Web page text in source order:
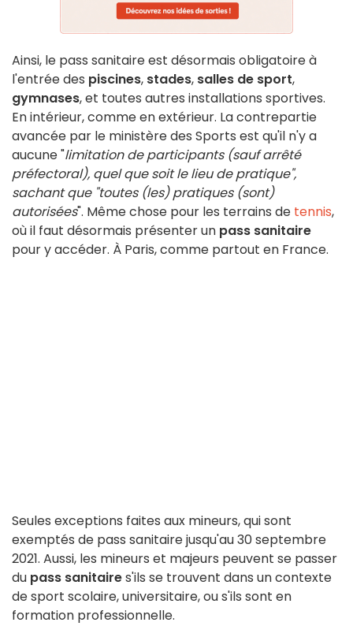
Ainsi, le pass sanitaire est désormais obligatoire à
l'entrée des piscines, stades, salles de sport,
gymnases, et toutes autres installations sportives.
En intérieur, comme en extérieur. La contrepartie
avancée par le ministère des Sports est qu'il n'y a
aucune "limitation de participants (sauf arrêté
préfectoral), quel que soit le lieu de pratique",
sachant que "toutes (les) pratiques (sont)
autorisées". Même chose pour les terrains de tennis,
où il faut désormais présenter un pass sanitaire
pour y accéder. À Paris, comme partout en France.
Seules exceptions faites aux mineurs, qui sont
exemptés de pass sanitaire jusqu'au 30 septembre
2021. Aussi, les mineurs et majeurs peuvent se passer
du pass sanitaires'ils se trouvent dans un contexte
de sport scolaire, universitaire, ou s'ils sont en
formation professionnelle.